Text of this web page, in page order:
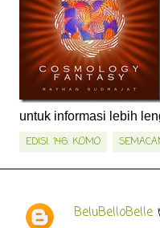
untuk informasi lebih
EDISI. 146: KOMO
K BeluBelloBelle